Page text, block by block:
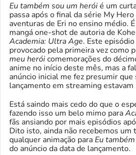
Eu também sou um heróié um
passa após o final da série My
aventuras de Eri no ensino médio.
mangá one-shot de autoria de
Academia: Ultra Age. Este
provocado pela primeira vez como
meu heróicomemorações do
anime no início deste mês, mas a
anúncio inicial me fez presumir que
lançamento em streaming estavam
Está saindo mais cedo do que o
fazendo isso um belo mimo para
fãs ansiando por mais episódios
Dito isto, ainda não recebemos um
qualquer animação para Eu
do anúncio da data de lançamento.